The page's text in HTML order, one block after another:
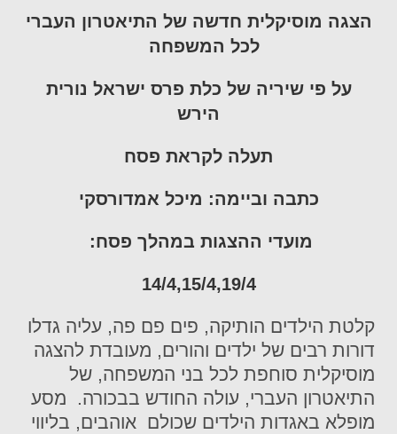
הצגה מוסיקלית חדשה של התיאטרון העברי
לכל המשפחה
על פי שיריה של כלת פרס ישראל נורית
הירש
תעלה לקראת פסח
כתבה וביימה: מיכל אמדורסקי
מועדי ההצגות במהלך פסח:
14/4,15/4,19/4
קלטת הילדים הותיקה, פים פם פה, עליה גדלו
דורות רבים של ילדים והורים, מעובדת להצגה
מוסיקלית סוחפת לכל בני המשפחה, של
התיאטרון העברי, עולה החודש בבכורה. מסע
מופלא באגדות הילדים שכולם אוהבים, בליווי